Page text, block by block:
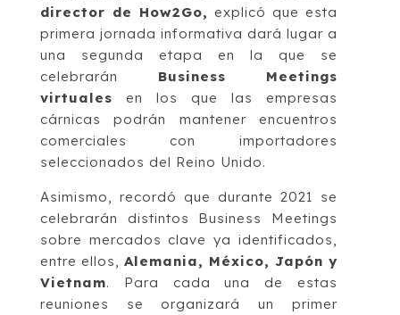
director de How2Go, explicó que esta
primera jornada informativa dará lugar a
una segunda etapa en la que se
celebrarán Business Meetings
virtuales en los que las empresas
cárnicas podrán mantener encuentros
comerciales con importadores
seleccionados del Reino Unido.
Asimismo, recordó que durante 2021 se
celebrarán distintos Business Meetings
sobre mercados clave ya identificados,
entre ellos, Alemania, México, Japón y
Vietnam. Para cada una de estas
reuniones se organizará un primer